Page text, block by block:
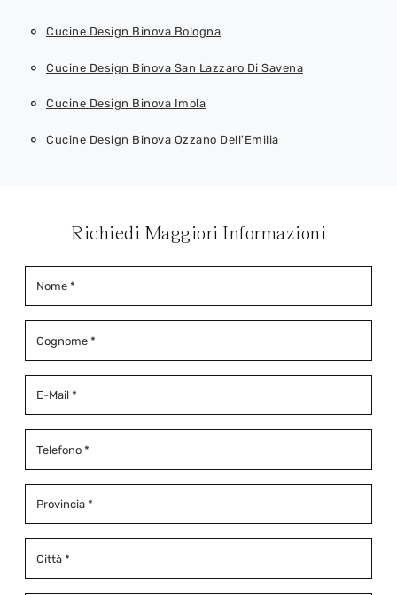
Cucine Design Binova Bologna
Cucine Design Binova San Lazzaro Di Savena
Cucine Design Binova Imola
Cucine Design Binova Ozzano Dell'Emilia
Richiedi Maggiori Informazioni